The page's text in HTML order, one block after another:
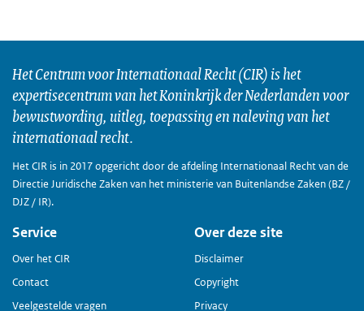
Het Centrum voor Internationaal Recht (CIR) is het
expertisecentrum van het Koninkrijk der Nederlanden voor
bewustwording, uitleg, toepassing en naleving van het
internationaal recht.
Het CIR is in 2017 opgericht door de afdeling Internationaal Recht van de
Directie Juridische Zaken van het ministerie van Buitenlandse Zaken (BZ /
DJZ / IR).
Service
Over het CIR
Contact
Veelgestelde vragen
Over deze site
Disclaimer
Copyright
Privacy